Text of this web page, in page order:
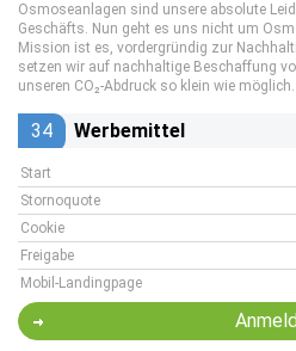
Osmoseanlagen sind unsere absolute
Geschäfts. Nun geht es uns nicht um
Mission ist es, vordergründig zur
setzen wir auf nachhaltige Beschaffung
unseren CO₂-Abdruck so klein wie möglich.
34 Werbemittel
Start
Stornoquote
Cookie
Freigabe
Mobil-Landingpage